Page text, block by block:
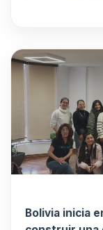
Bolivia inicia